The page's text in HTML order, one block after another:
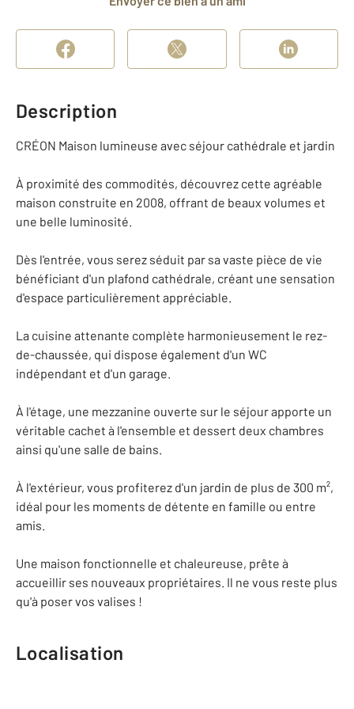
Description
CRÉON Maison lumineuse avec séjour cathédrale et jardin
À proximité des commodités, découvrez cette agréable
maison construite en 2008, offrant de beaux volumes et
une belle luminosité.
Dès l'entrée, vous serez séduit par sa vaste pièce de vie
bénéficiant d'un plafond cathédrale, créant une sensation
d'espace particulièrement appréciable.
La cuisine attenante complète harmonieusement le rez-
de-chaussée, qui dispose également d'un WC
indépendant et d'un garage.
À l'étage, une mezzanine ouverte sur le séjour apporte un
véritable cachet à l'ensemble et dessert deux chambres
ainsi qu'une salle de bains.
À l'extérieur, vous profiterez d'un jardin de plus de 300 m²,
idéal pour les moments de détente en famille ou entre
amis.
Une maison fonctionnelle et chaleureuse, prête à
accueillir ses nouveaux propriétaires. Il ne vous reste plus
qu'à poser vos valises !
Localisation